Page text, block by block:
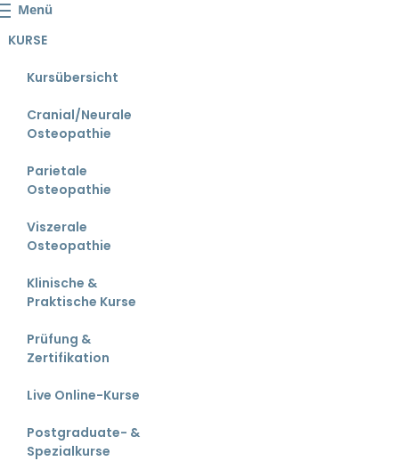
Menü
KURSE
Kursübersicht
Cranial/Neurale
Osteopathie
Parietale
Osteopathie
Viszerale
Osteopathie
Klinische &
Praktische Kurse
Prüfung &
Zertifikation
Live Online-Kurse
Postgraduate- &
Spezialkurse